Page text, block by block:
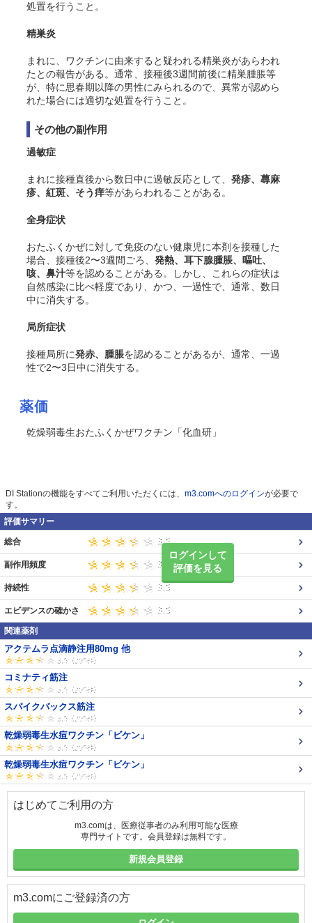
処置を行うこと。
精巣炎
まれに、ワクチンに由来すると疑われる精巣炎があらわれ
たとの報告がある。通常、接種後3週間前後に精巣腫脹等
が、特に思春期以降の男性にみられるので、異常が認めら
れた場合には適切な処置を行うこと。
その他の副作用
過敏症
まれに接種直後から数日中に過敏反応として、 発疹、蕁麻
疹、紅斑、そう痒等があらわれることがある。
全身症状
おたふくかぜに対して免疫のない健康児に本剤を接種した
場合、接種後2〜3週間ごろ、 発熱、耳下腺腫脹、嘔吐、
咳、鼻汁等を認めることがある。しかし、これらの症状は
自然感染に比べ軽度であり、かつ、一過性で、通常、数日
中に消失する。
局所症状
接種局所に発赤、腫脹を認めることがあるが、通常、一過
性で2〜3日中に消失する。
薬価
乾燥弱毒生おたふくかぜワクチン「化血研」
DI Stationの機能をすべてご利用いただくには、 m3.comへのログインが必要で
す。
評価サマリー
ログインして
評価を見る
総合
副作用頻度
持続性
エビデンスの確かさ
関連薬剤
アクテムラ点滴静注用80mg 他
コミナティ筋注
スパイクバックス筋注
乾燥弱毒生水痘ワクチン「ビケン」
乾燥弱毒生水痘ワクチン「ビケン」
はじめてご利用の方
m3.comは、医療従事者のみ利用可能な医療
専門サイトです。会員登録は無料です。
新規会員登録
m3.comにご登録済の方